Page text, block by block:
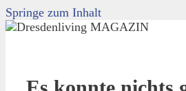
Springe zum Inhalt